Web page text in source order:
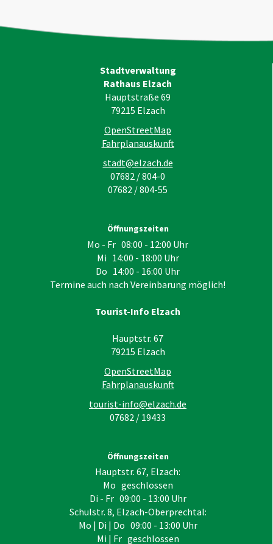
Stadtverwaltung
Rathaus Elzach
Hauptstraße 69
79215 Elzach
OpenStreetMap
Fahrplanauskunft
stadt@elzach.de
07682 / 804-0
07682 / 804-55
Öffnungszeiten
Mo - Fr 08:00 - 12:00 Uhr
Mi 14:00 - 18:00 Uhr
Do 14:00 - 16:00 Uhr
Termine auch nach Vereinbarung möglich!
Tourist-Info Elzach
Hauptstr. 67
79215 Elzach
OpenStreetMap
Fahrplanauskunft
tourist-info@elzach.de
07682 / 19433
Öffnungszeiten
Hauptstr. 67, Elzach:
Mo geschlossen
Di - Fr 09:00 - 13:00 Uhr
Schulstr. 8, Elzach-Oberprechtal:
Mo | Di | Do 09:00 - 13:00 Uhr
Mi | Fr geschlossen